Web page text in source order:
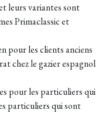
leurs variantes sont
Primaclassic et
pour les clients anciens
chez le gazier espagnol
pour les particuliers qui
particuliers qui sont